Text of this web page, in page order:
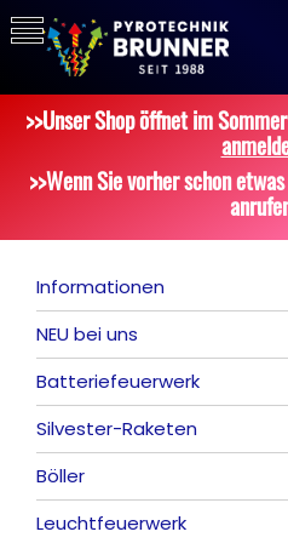
>>Unser Shop öffnet im
>>Wenn Sie vorher schon
Informationen
NEU bei uns
Alle anzeigen
Batteriefeuerwerk
Alle anzeigen
Silvester-Raketen
Alle anzeigen
Böller
Alle anzeigen
Leuchtfeuerwerk